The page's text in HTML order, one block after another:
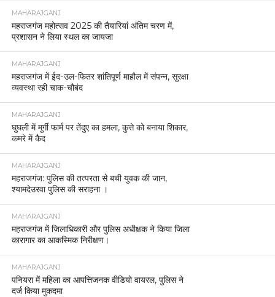
MAHARAJGANJ
महराजगंज महोत्सव 2025 की तैयारियां अंतिम चरण में,
प्रशासन ने लिया स्थल का जायजा
MAHARAJGANJ
महराजगंज में ईद-उल-फितर शांतिपूर्ण माहौल में संपन्न, सुरक्षा
व्यवस्था रही चाक-चौबंद
MAHARAJGANJ
घुघली में मुर्गी फार्म पर तेंदुए का हमला, कुत्ते को बनाया शिकार,
कमरे में कैद
MAHARAJGANJ
महराजगंज: पुलिस की तत्परता से बची युवक की जान,
श्यामदेउरवा पुलिस की सराहना ।
MAHARAJGANJ
महराजगंज में जिलाधिकारी और पुलिस अधीक्षक ने किया जिला
कारागार का आकस्मिक निरीक्षण।
MAHARAJGANJ
पनियरा में महिला का आपत्तिजनक वीडियो वायरल, पुलिस ने
दर्ज किया मुकदमा